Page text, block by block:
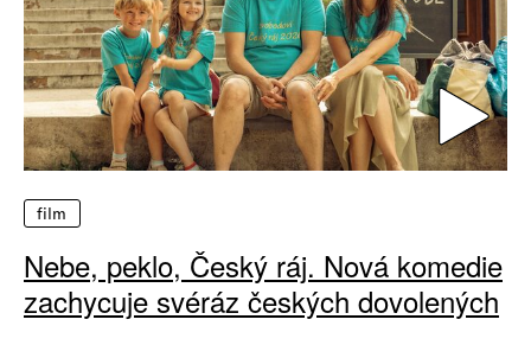
film
Nebe, peklo, Český ráj. Nová komedie
zachycuje svéráz českých dovolených